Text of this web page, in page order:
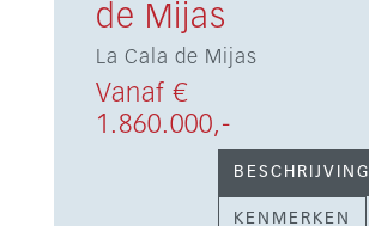
de Mijas
La Cala de Mijas
Vanaf €
1.860.000,-
BESCHRIJVING
KENMERKEN